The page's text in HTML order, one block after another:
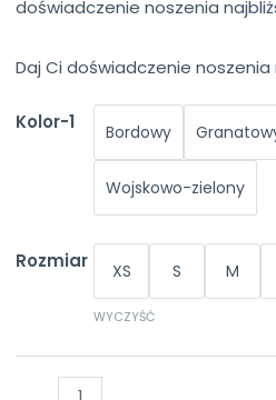
doświadczenie noszenia
Daj Ci doświadczenie
Kolor-1 Bordowy
Wojskowo-zielony
Rozmiar XS S M
WYCZYŚĆ